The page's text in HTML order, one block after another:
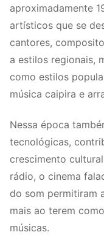
aproximadamente
artísticos que se
cantores,
a estilos regionais,
como estilos
música caipira e
Nessa época
tecnológicas,
crescimento
rádio, o cinema
do som permitiram
mais ao terem
músicas.